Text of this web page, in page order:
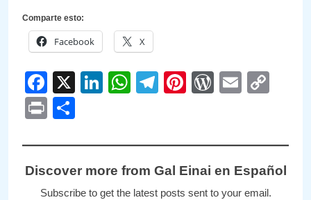
Comparte esto:
Facebook X
Facebook
X LinkedIn
WhatsApp
Telegram
PinterestEmail
Print
Discover more from Gal Einai en Español
Subscribe to get the latest posts sent to your email.